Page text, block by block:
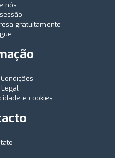
nós
gratuitamente
e cookies